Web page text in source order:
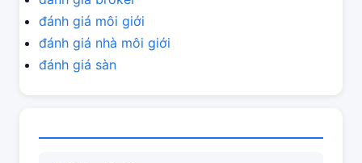
đánh giá môi giới
đánh giá nhà môi giới
đánh giá sàn